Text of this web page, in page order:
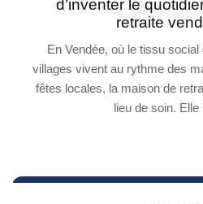
d’inventer le
retraite
En Vendée, où le tissu
villages vivent au rythme des
fêtes locales, la maison de
lieu de soin. Elle